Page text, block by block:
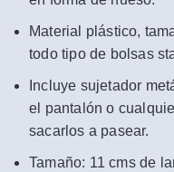
Material plástico,
todo tipo de bolsas
Incluye sujetador
el pantalón o
sacarlos a pasear.
Tamaño: 11 cms de